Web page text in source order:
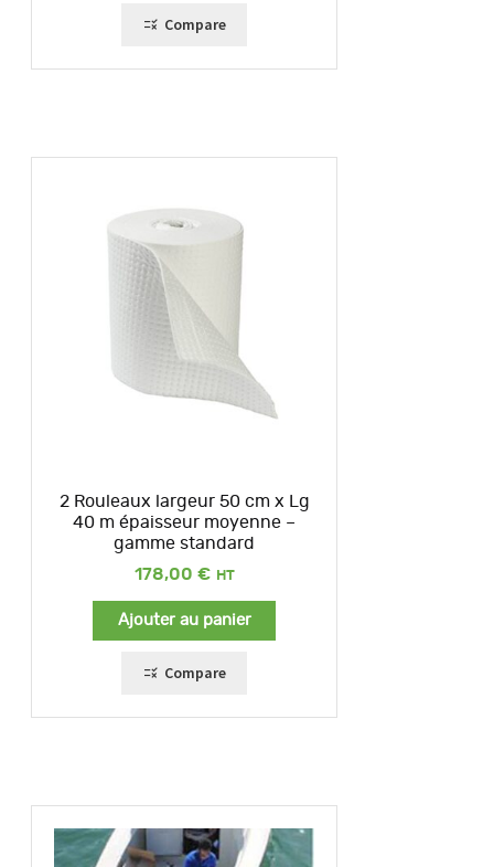
Compare
2 Rouleaux largeur 50 cm x Lg
40 m épaisseur moyenne –
gamme standard
178,00 €
Ajouter au panier
Compare